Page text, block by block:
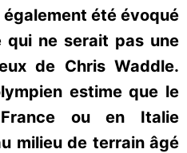
été évoqué
qui ne serait pas une
de Chris Waddle.
estime que le
ou en Italie
milieu de terrain âgé